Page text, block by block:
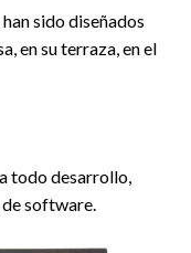
sido diseñados
en su terraza, en el
todo desarrollo,
software.